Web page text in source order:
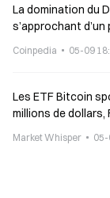
La domination du
s’approchant
Coinpedia 05-09
Les ETF Bitcoin
millions de
Market Whisper 05-